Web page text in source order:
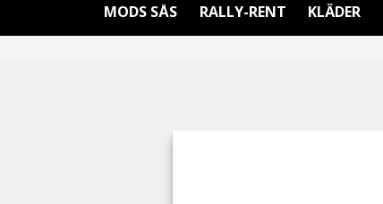
MODS SÅS RALLY-RENT KLÄDER